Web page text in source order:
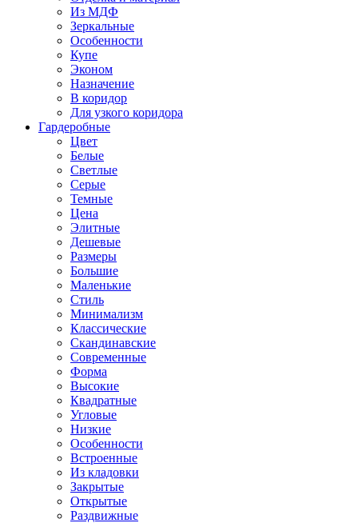
Из МДФ
Зеркальные
Особенности
Купе
Эконом
Назначение
В коридор
Для узкого коридора
Гардеробные
Цвет
Белые
Светлые
Серые
Темные
Цена
Элитные
Дешевые
Размеры
Большие
Маленькие
Стиль
Минимализм
Классические
Скандинавские
Современные
Форма
Высокие
Квадратные
Угловые
Низкие
Особенности
Встроенные
Из кладовки
Закрытые
Открытые
Раздвижные